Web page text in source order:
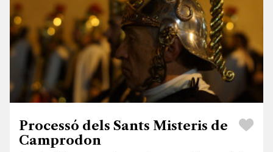
Processó dels Sants Misteris de
Camprodon